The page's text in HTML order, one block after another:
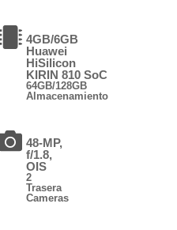
4GB/6GB
Huawei
HiSilicon
KIRIN 810 SoC
64GB/128GB
Almacenamiento
48-MP,
f/1.8,
OIS
2
Trasera
Cameras